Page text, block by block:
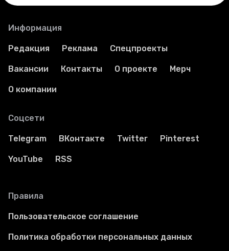
Информация
Редакция Реклама Спецпроекты
Вакансии Контакты О проекте Мерч
О компании
Соцсети
Telegram ВКонтакте Twitter Pinterest
YouTube RSS
Правила
Пользовательское соглашение
Политика обработки персональных данных